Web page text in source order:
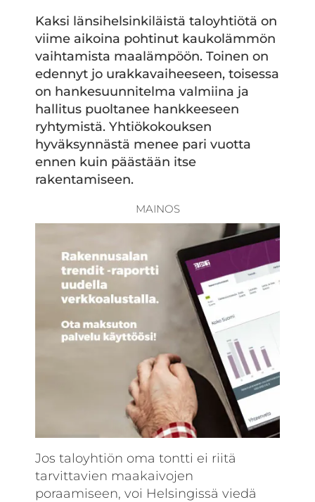
Kaksi länsihelsinkiläistä taloyhtiötä on
viime aikoina pohtinut kaukolämmön
vaihtamista maalämpöön. Toinen on
edennyt jo urakkavaiheeseen, toisessa
on hankesuunnitelma valmiina ja
hallitus puoltanee hankkeeseen
ryhtymistä. Yhtiökokouksen
hyväksynnästä menee pari vuotta
ennen kuin päästään itse
rakentamiseen.
Jos taloyhtiön oma tontti ei riitä
tarvittavien maakaivojen
poraamiseen, voi Helsingissä viedä